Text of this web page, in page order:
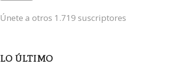
Únete a otros 1.719 suscriptores
LO ÚLTIMO